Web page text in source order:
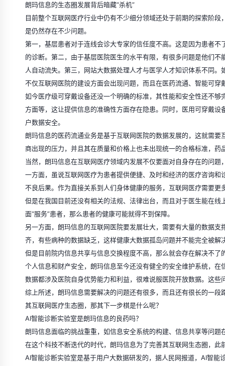
朗玛信息的生态圈发展背后暗藏“杀机”
目前整个互联网医疗行业中仍有不少细分领域还处于前期的探索阶
是仍然存在不少问题。
第一，基层患者对于连线会诊大专家的信任度不高。这是因为患者
的诊断。第二，由于基层医院医生的水平有限，有很多问题是他们
人自动流失。第三，网站大数据处理人才与医学人才知识体系不同
不仅互联网医院的建设方面会出现问题，而且在医药流通、智能可
如今医疗级可穿戴设备还没一个明确的标准，其性能和安全性还不
方面等，这让提供信息的准确性方面存在隐患。同时，医用可穿戴
户数据安全。
朗玛信息的医药流通业务是基于互联网医院的数据发展的，这就需
商出现的压力，并且其在质量和价格上也未出现统一的合格标准，药
当然，朗玛信息在互联网医疗领域内发展不仅要面对自身存在的问题
一方面，虽说互联网医疗为患者提供便捷、及时和经济的医疗咨询
不良后果。作为直接关系到人们身体健康的服务，互联网医疗需要更
但是在我国目前还没有相关的法规、法律出台，而且对于医生能在
面“服务”患者，那么患者的健康可能就得不到保障。
另一方面，朗玛信息的互联网医院要发展壮大，需要有大量的数据
齐，有些病种的数据缺乏，这样健康大数据孤岛问题并不能完全被解
但是目前院内信息共享与信息交换程度不高，那么就会存在解决不
个人信息和财产安全，朗玛信息至今还没有健全的安全维护系统，
数据都涉及医院自身优势能力和利益，很难说服医院开放数据。这
综上所述，朗玛信息需要解决的问题还有很多，而且还有很长的一
其互联网医疗生态圈，那其下一步棋是什么呢？
AI智能诊断实验室是朗玛信息的良药吗？
朗玛信息面临的挑战重重，如信息安全系统的构建、信息共享等问
在这个科技不断迭代的时代，朗玛信息为了完善其互联网生态圈，
AI智能诊断实验室是基于用户大数据研发的，据人民网报道，AI智